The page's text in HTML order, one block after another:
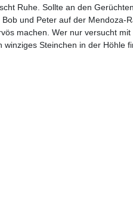
Ruhe. Sollte an den
und Peter auf der Mendoza-
machen. Wer nur versucht mit
Steinchen in der Höhle